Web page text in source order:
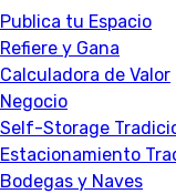
Publica tu Espacio
Refiere y Gana
Calculadora de Valor
Negocio
Self-Storage
Estacionamiento
Bodegas y Naves